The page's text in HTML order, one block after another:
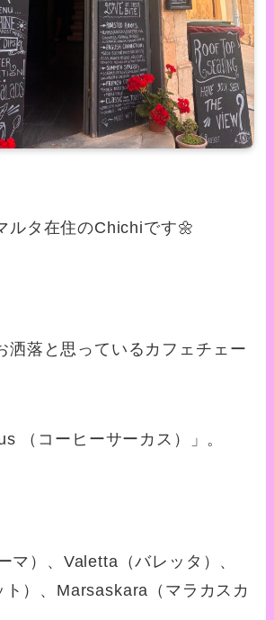
ルタ在住のChichiです🌼
洒落と思っているカフェチェー
（コーヒーサーカス）」。
マ）、Valetta（バレッタ）、
）、Marsaskara（マラカスカ